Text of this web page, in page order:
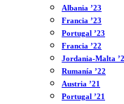
Albania ’23
Francia ’23
Portugal ’23
Francia ’22
Jordania-Malta
Rumanía ’22
Austria ’21
Portugal ’21